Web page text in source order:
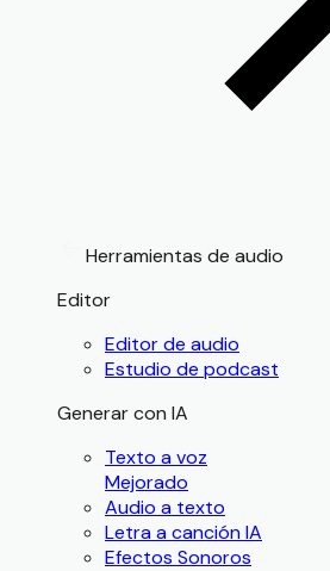
Herramientas de audio
Editor
Editor de audio
Estudio de podcast
Generar con IA
Texto a voz
Mejorado
Audio a texto
Letra a canción IA
Efectos Sonoros